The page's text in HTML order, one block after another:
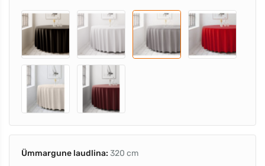
Ümmargune laudlina: 320 cm